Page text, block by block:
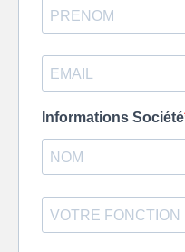
Informations Société